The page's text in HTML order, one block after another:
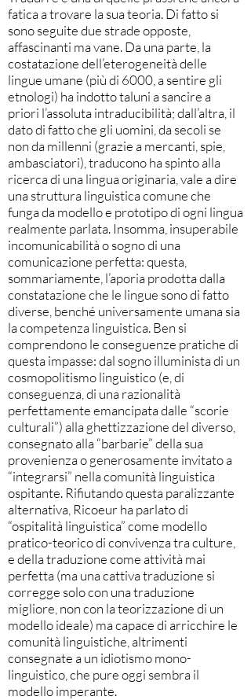
fatica a trovare la sua teoria. Di fatto si
sono seguite due strade opposte,
affascinanti ma vane. Da una parte, la
costatazione dell’eterogeneità delle
lingue umane (più di 6000, a sentire gli
etnologi) ha indotto taluni a sancire a
priori l’assoluta intraducibilità; dall’altra, il
dato di fatto che gli uomini, da secoli se
non da millenni (grazie a mercanti, spie,
ambasciatori), traducono ha spinto alla
ricerca di una lingua originaria, vale a dire
una struttura linguistica comune che
funga da modello e prototipo di ogni lingua
realmente parlata. Insomma, insuperabile
incomunicabilità o sogno di una
comunicazione perfetta: questa,
sommariamente, l’aporia prodotta dalla
constatazione che le lingue sono di fatto
diverse, benché universamente umana sia
la competenza linguistica. Ben si
comprendono le conseguenze pratiche di
questa impasse: dal sogno illuminista di un
cosmopolitismo linguistico (e, di
conseguenza, di una razionalità
perfettamente emancipata dalle “scorie
culturali”) alla ghettizzazione del diverso,
consegnato alla “barbarie” della sua
provenienza o generosamente invitato a
“integrarsi” nella comunità linguistica
ospitante. Rifiutando questa paralizzante
alternativa, Ricoeur ha parlato di
“ospitalità linguistica” come modello
pratico-teorico di convivenza tra culture,
e della traduzione come attività mai
perfetta (ma una cattiva traduzione si
corregge solo con una traduzione
migliore, non con la teorizzazione di un
modello ideale) ma capace di arricchire le
comunità linguistiche, altrimenti
consegnate a un idiotismo mono-
linguistico, che pure oggi sembra il
modello imperante.